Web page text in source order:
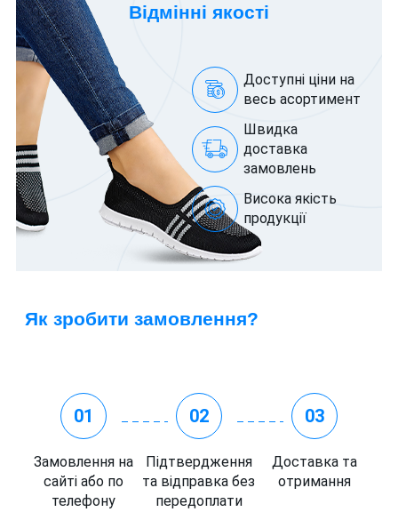
Відмінні якості
Доступні ціни на
весь асортимент
Швидка
доставка
замовлень
Висока якість
продукції
Як зробити замовлення?
01
Замовлення на
сайті або по
телефону
02
Підтвердження
та відправка без
передоплати
03
Доставка та
отримання